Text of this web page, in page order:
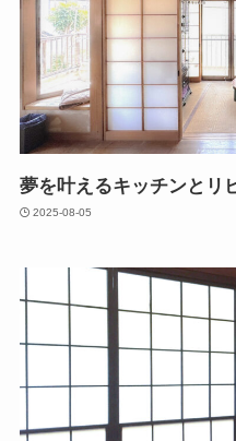
夢を叶えるキッチンとリ
2025-08-05